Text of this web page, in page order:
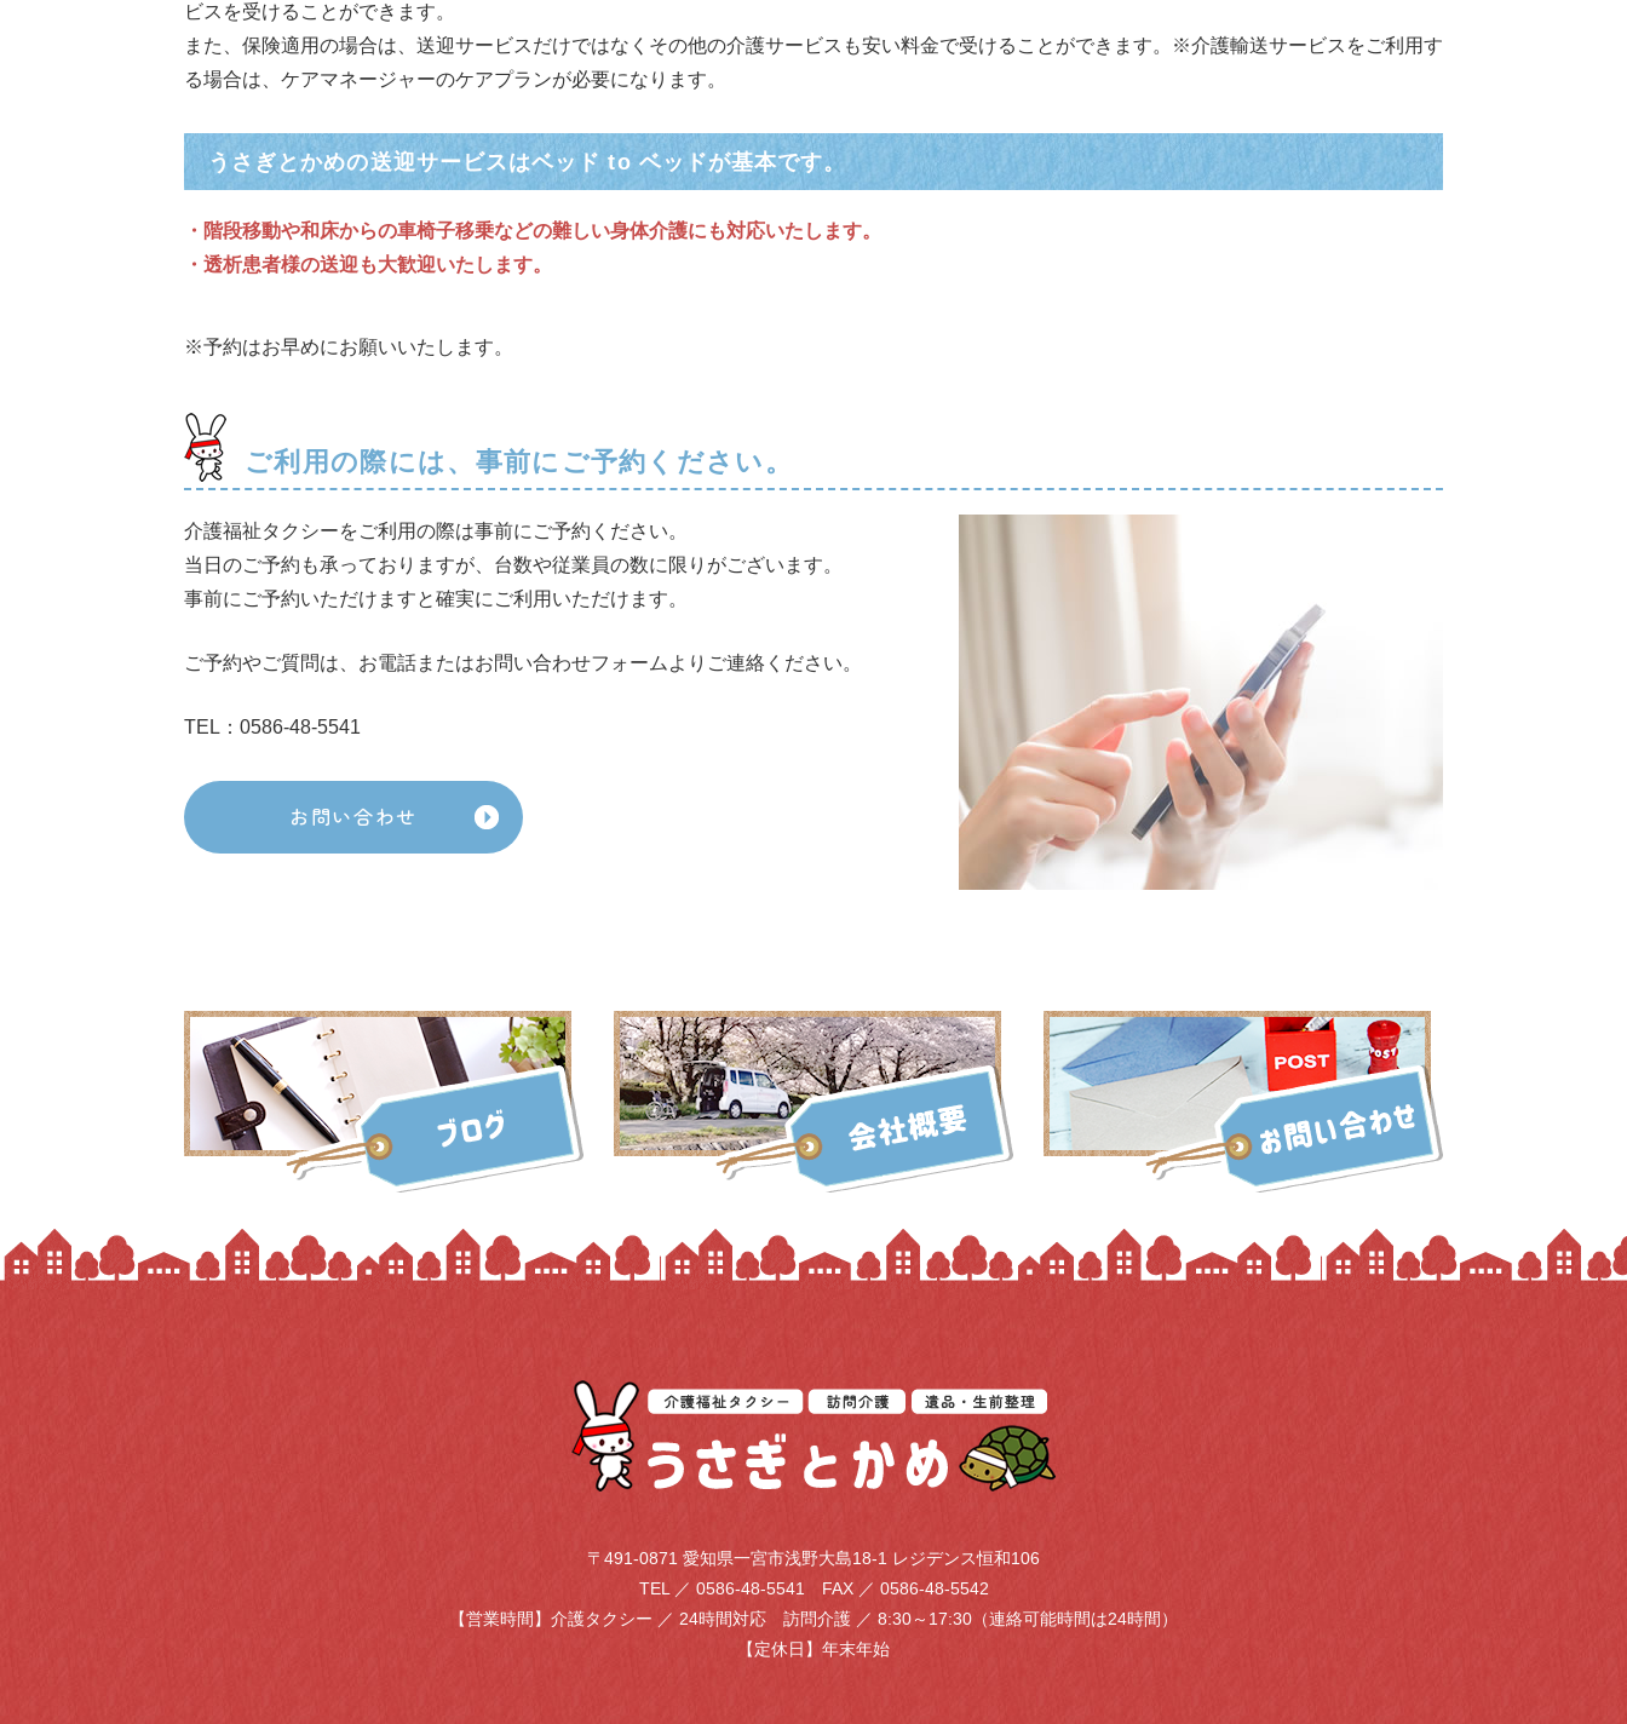
ビスを受けることができます。
また、保険適用の場合は、送迎サービスだけではなくその他の介護サービスも安い料金で受けることができます。※介護輸送サービスをご利用す
る場合は、ケアマネージャーのケアプランが必要になります。
うさぎとかめの送迎サービスはベッド to ベッドが基本です。
・階段移動や和床からの車椅子移乗などの難しい身体介護にも対応いたします。
・透析患者様の送迎も大歓迎いたします。
※予約はお早めにお願いいたします。
ご利用の際には、事前にご予約ください。
介護福祉タクシーをご利用の際は事前にご予約ください。
当日のご予約も承っておりますが、台数や従業員の数に限りがございます。
事前にご予約いただけますと確実にご利用いただけます。
ご予約やご質問は、お電話またはお問い合わせフォームよりご連絡ください。
TEL：0586-48-5541
お問い合わせ
〒491-0871 愛知県一宮市浅野大島18-1 レジデンス恒和106
TEL ／ 0586-48-5541 FAX ／ 0586-48-5542
【営業時間】 介護タクシー ／ 24時間対応 訪問介護 ／ 8:30～17:30（連絡可能時間は24時間）
【定休日】年末年始